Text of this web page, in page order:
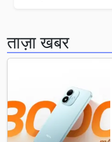
ताज़ा खबर